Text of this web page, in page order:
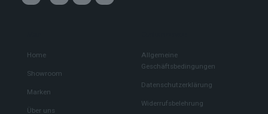
Home
Showroom
Marken
Über uns
Allgemeine
Geschäftsbedingungen
Datenschutzerklärung
Widerrufsbelehrung